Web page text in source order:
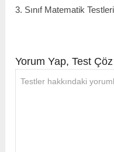
3. Sınıf Matematik
Yorum Yap, Test